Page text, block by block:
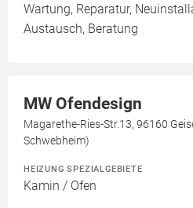
Wartung, Reparatur,
Austausch, Beratung
MW Ofendesign
Magarethe-Ries-Str.13, 96160
Schwebheim)
HEIZUNG SPEZIALGEBIETE
Kamin / Ofen